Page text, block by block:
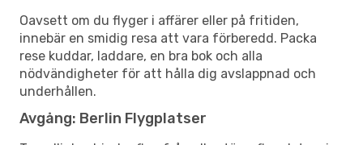
Oavsett om du flyger i affärer eller på fritiden,
innebär en smidig resa att vara förberedd. Packa
rese kuddar, laddare, en bra bok och alla
nödvändigheter för att hålla dig avslappnad och
underhållen.
Avgång: Berlin Flygplatser